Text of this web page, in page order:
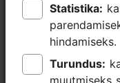
+372 660 0200
Lisainfo
WiFi
Statistika:
hindamiseks.
Turundus:
muutmiseks
Statistika:
hindamiseks.
Turundus:
muutmiseks